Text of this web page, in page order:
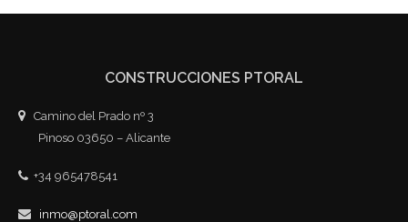
CONSTRUCCIONES PTORAL
Camino del Prado nº 3
Pinoso 03650 – Alicante
+34 965478541
inmo@ptoral.com